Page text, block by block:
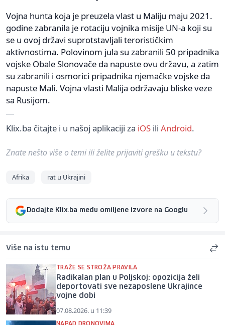
Vojna hunta koja je preuzela vlast u Maliju maju 2021.
godine zabranila je rotaciju vojnika misije UN-a koji su
se u ovoj državi suprotstavljali terorističkim
aktivnostima. Polovinom jula su zabranili 50 pripadnika
vojske Obale Slonovače da napuste ovu državu, a zatim
su zabranili i osmorici pripadnika njemačke vojske da
napuste Mali. Vojna vlasti Malija održavaju bliske veze
sa Rusijom.
Klix.ba čitajte i u našoj aplikaciji za iOS ili Android.
Znate nešto više o temi ili želite prijaviti grešku u tekstu?
Afrika rat u Ukrajini
Dodajte Klix.ba među omiljene izvore na Googlu
Više na istu temu
TRAŽE SE STROŽA PRAVILA
Radikalan plan u Poljskoj: opozicija želi
deportovati sve nezaposlene Ukrajince
vojne dobi
07.08.2026. u 11:39
NAPAD DRONOVIMA